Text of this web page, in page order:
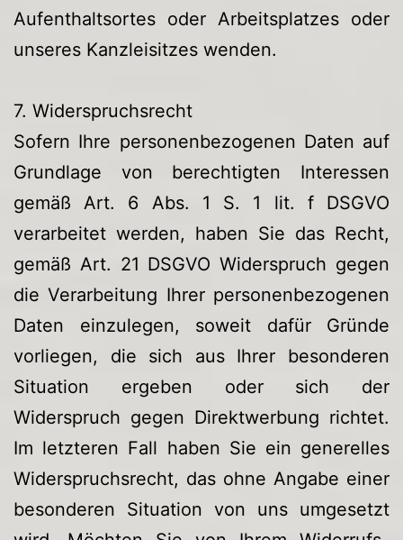
Aufenthaltsortes oder Arbeitsplatzes oder
unseres Kanzleisitzes wenden.
7. Widerspruchsrecht
Sofern Ihre personenbezogenen Daten auf
Grundlage von berechtigten Interessen
gemäß Art. 6 Abs. 1 S. 1 lit. f DSGVO
verarbeitet werden, haben Sie das Recht,
gemäß Art. 21 DSGVO Widerspruch gegen
die Verarbeitung Ihrer personenbezogenen
Daten einzulegen, soweit dafür Gründe
vorliegen, die sich aus Ihrer besonderen
Situation ergeben oder sich der
Widerspruch gegen Direktwerbung richtet.
Im letzteren Fall haben Sie ein generelles
Widerspruchsrecht, das ohne Angabe einer
besonderen Situation von uns umgesetzt